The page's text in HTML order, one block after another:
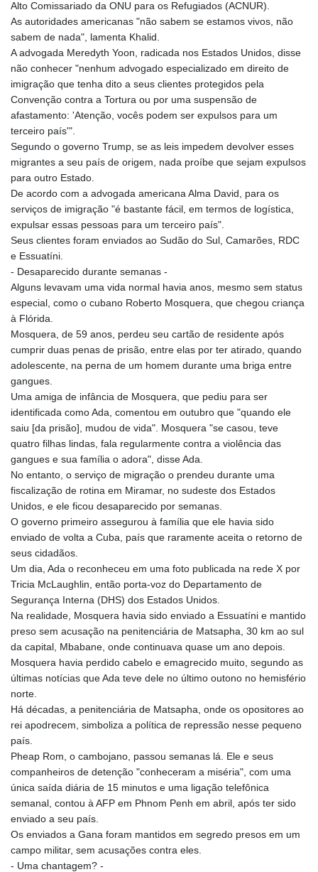
TJS 10.650564
TMT 4.039088
TND 3.386158
TRY 54.974007
TTD 7.816943
TWD 37.203862
TZS 3050.926677
UAH 51.697166
USD 1.152379
UYU 46.497307
VES 869.137148
VND 30185.989698
VUV 137.145062
WST 3.144168
XAG 0.017901
XAU 0.000268
XCD 3.114361
XDR 0.816107
XOF 656.204091
XPF 119.331742
ZAR 18.773693
ZMK 10372.788581
ZMW 21.965271
ZWL 371.065543
AED 4.232111
AED 4.232111
AFN 75.483338
ALL 93.285126
AMD 422.259
AOA 1057.884483
AUD 1.637355
AWG 2.074282
AZN 1.948129
BAM 1.956537
BBD 2.325376
BDT 142.913814
BHD 0.435364
BIF 3450.549574
BND 1.480393
BOB 13.964198
BSD 1.154535
BTN 109.874896
BWP 15.61488
BYN 3.418287
BZD 2.321974
CAD 1.615497
Alto Comissariado da ONU para os Refugiados (ACNUR).
As autoridades americanas "não sabem se estamos vivos, não
sabem de nada", lamenta Khalid.
A advogada Meredyth Yoon, radicada nos Estados Unidos, disse
não conhecer "nenhum advogado especializado em direito de
imigração que tenha dito a seus clientes protegidos pela
Convenção contra a Tortura ou por uma suspensão de
afastamento: 'Atenção, vocês podem ser expulsos para um
terceiro país'".
Segundo o governo Trump, se as leis impedem devolver esses
migrantes a seu país de origem, nada proíbe que sejam expulsos
para outro Estado.
De acordo com a advogada americana Alma David, para os
serviços de imigração "é bastante fácil, em termos de logística,
expulsar essas pessoas para um terceiro país".
Seus clientes foram enviados ao Sudão do Sul, Camarões, RDC
e Essuatíni.
- Desaparecido durante semanas -
Alguns levavam uma vida normal havia anos, mesmo sem status
especial, como o cubano Roberto Mosquera, que chegou criança
à Flórida.
Mosquera, de 59 anos, perdeu seu cartão de residente após
cumprir duas penas de prisão, entre elas por ter atirado, quando
adolescente, na perna de um homem durante uma briga entre
gangues.
Uma amiga de infância de Mosquera, que pediu para ser
identificada como Ada, comentou em outubro que "quando ele
saiu [da prisão], mudou de vida". Mosquera "se casou, teve
quatro filhas lindas, fala regularmente contra a violência das
gangues e sua família o adora", disse Ada.
No entanto, o serviço de migração o prendeu durante uma
fiscalização de rotina em Miramar, no sudeste dos Estados
Unidos, e ele ficou desaparecido por semanas.
O governo primeiro assegurou à família que ele havia sido
enviado de volta a Cuba, país que raramente aceita o retorno de
seus cidadãos.
Um dia, Ada o reconheceu em uma foto publicada na rede X por
Tricia McLaughlin, então porta-voz do Departamento de
Segurança Interna (DHS) dos Estados Unidos.
Na realidade, Mosquera havia sido enviado a Essuatíni e mantido
preso sem acusação na penitenciária de Matsapha, 30 km ao sul
da capital, Mbabane, onde continuava quase um ano depois.
Mosquera havia perdido cabelo e emagrecido muito, segundo as
últimas notícias que Ada teve dele no último outono no hemisfério
norte.
Há décadas, a penitenciária de Matsapha, onde os opositores ao
rei apodrecem, simboliza a política de repressão nesse pequeno
país.
Pheap Rom, o cambojano, passou semanas lá. Ele e seus
companheiros de detenção "conheceram a miséria", com uma
única saída diária de 15 minutos e uma ligação telefônica
semanal, contou à AFP em Phnom Penh em abril, após ter sido
enviado a seu país.
Os enviados a Gana foram mantidos em segredo presos em um
campo militar, sem acusações contra eles.
- Uma chantagem? -